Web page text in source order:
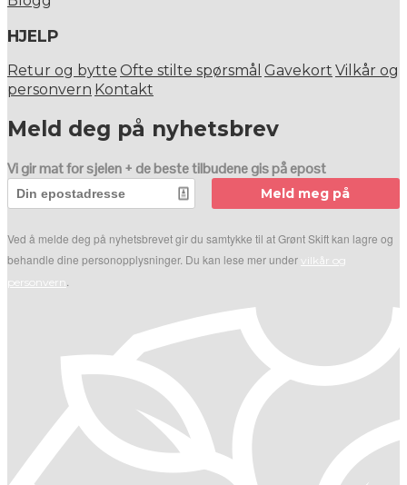
HJELP
Retur og bytte Ofte stilte spørsmål Gavekort Vilkår og
personvern Kontakt
Meld deg på nyhetsbrev
Vi gir mat for sjelen + de beste tilbudene gis på epost
Meld meg på
Ved å melde deg på nyhetsbrevet gir du samtykke til at Grønt Skift kan lagre og
behandle dine personopplysninger. Du kan lese mer under vilkår og
personvern